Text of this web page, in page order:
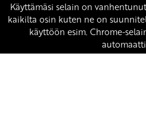
SKP on Euroopan
european-left.org
european-left.org/